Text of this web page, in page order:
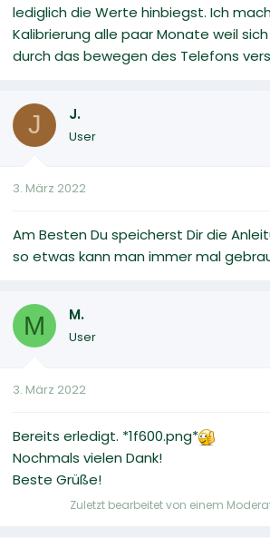
lediglich die Werte hinbiegst. Ich
Kalibrierung alle paar Monate weil
durch das bewegen des Telefons
J J.
User
3. März 2022
Am Besten Du speicherst Dir die
so etwas kann man immer mal
M M.
User
3. März 2022
Bereits erledigt. *1f600.png*
Nochmals vielen Dank!
Beste Grüße!
Zuletzt bearbeitet von einem